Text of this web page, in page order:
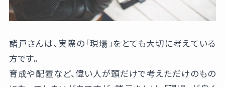
諸戸さんは、実際の「現場」をとても大切に考えている
方です。
育成や配置など、偉い人が頭だけで考えただけのもの